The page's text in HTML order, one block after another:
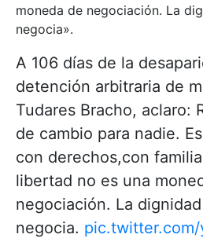
moneda de negociación. La
negocia».
A 106 días de la
detención arbitraria de
Tudares Bracho, aclaro:
de cambio para nadie.
con derechos,con
libertad no es una
negociación. La
negocia.